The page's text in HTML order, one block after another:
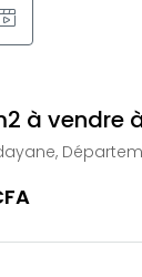
à vendre
de M'bour,